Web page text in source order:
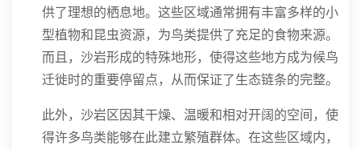
供了理想的栖息地。这些区域通常拥有丰富多样的小
型植物和昆虫资源，为鸟类提供了充足的食物来源。
而且，沙岩形成的特殊地形，使得这些地方成为候鸟
迁徙时的重要停留点，从而保证了生态链条的完整。
此外，沙岩区因其干燥、温暖和相对开阔的空间，使
得许多鸟类能够在此建立繁殖群体。在这些区域内，